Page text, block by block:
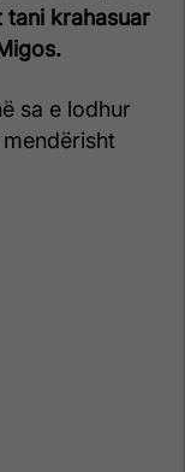
tani krahasuar
sa e lodhur